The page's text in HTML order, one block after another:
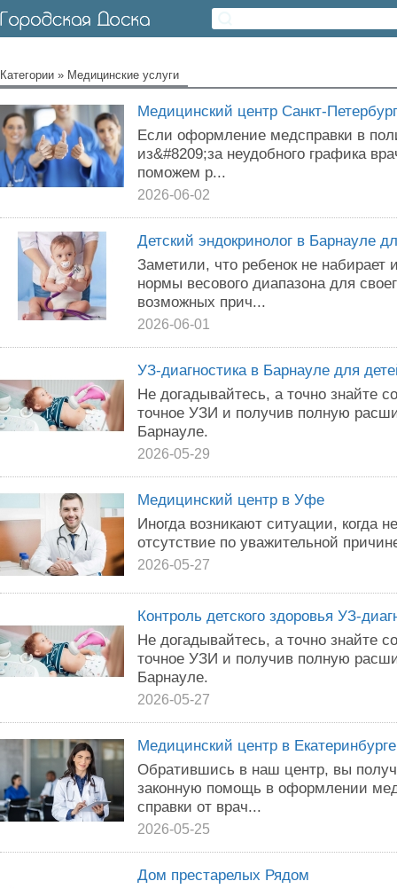
Категории » Медицинские услуги
Медицинский центр Санкт-Петербург
Если оформление медсправки в
из&#8209;за неудобного графика
поможем р...
2026-06-02
Детский эндокринолог в Барнауле
Заметили, что ребенок не набирает
нормы весового диапазона для
возможных прич...
2026-06-01
УЗ-диагностика в Барнауле для
Не догадывайтесь, а точно знайте
точное УЗИ и получив полную
Барнауле.
2026-05-29
Медицинский центр в Уфе
Иногда возникают ситуации, когда
отсутствие по уважительной
2026-05-27
Контроль детского здоровья УЗ-
Не догадывайтесь, а точно знайте
точное УЗИ и получив полную
Барнауле.
2026-05-27
Медицинский центр в Екатеринбурге
Обратившись в наш центр, вы
законную помощь в оформлении
справки от врач...
2026-05-25
Дом престарелых Рядом